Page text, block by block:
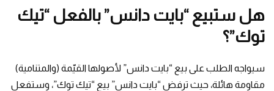
هل ستبيع “بايت دانس” بالفعل “تيك
توك”؟
سيواجه الطلب على بيع “بايت دانس” لأصولها القيّمة (والمتنامية)
مقاومة هائلة، حيث ترفض “بايت دانس” بيع “تيك توك”، وستفعل